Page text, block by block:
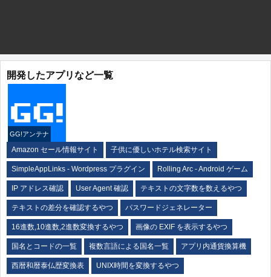
開発したアプリなど一覧
GG!アンテナ
Amazon セール情報サイト 子供に優しいホテル検索サイト
SimpleAppLinks - Wordpress プラグイン Rolling Arc - Android ゲーム
IP アドレス確認 User Agent 確認 テキストの文字数を数えるやつ
テキストの差分を確認するやつ パスワードジェネレーター
16進数,10進数,2進数変換するやつ 画像の EXIF を表示するやつ
国名とコードの一覧 複数言語による国名一覧 アプリ内通貨換算機
西暦和暦泰仏歴変換表 UNIX時間を変換するやつ